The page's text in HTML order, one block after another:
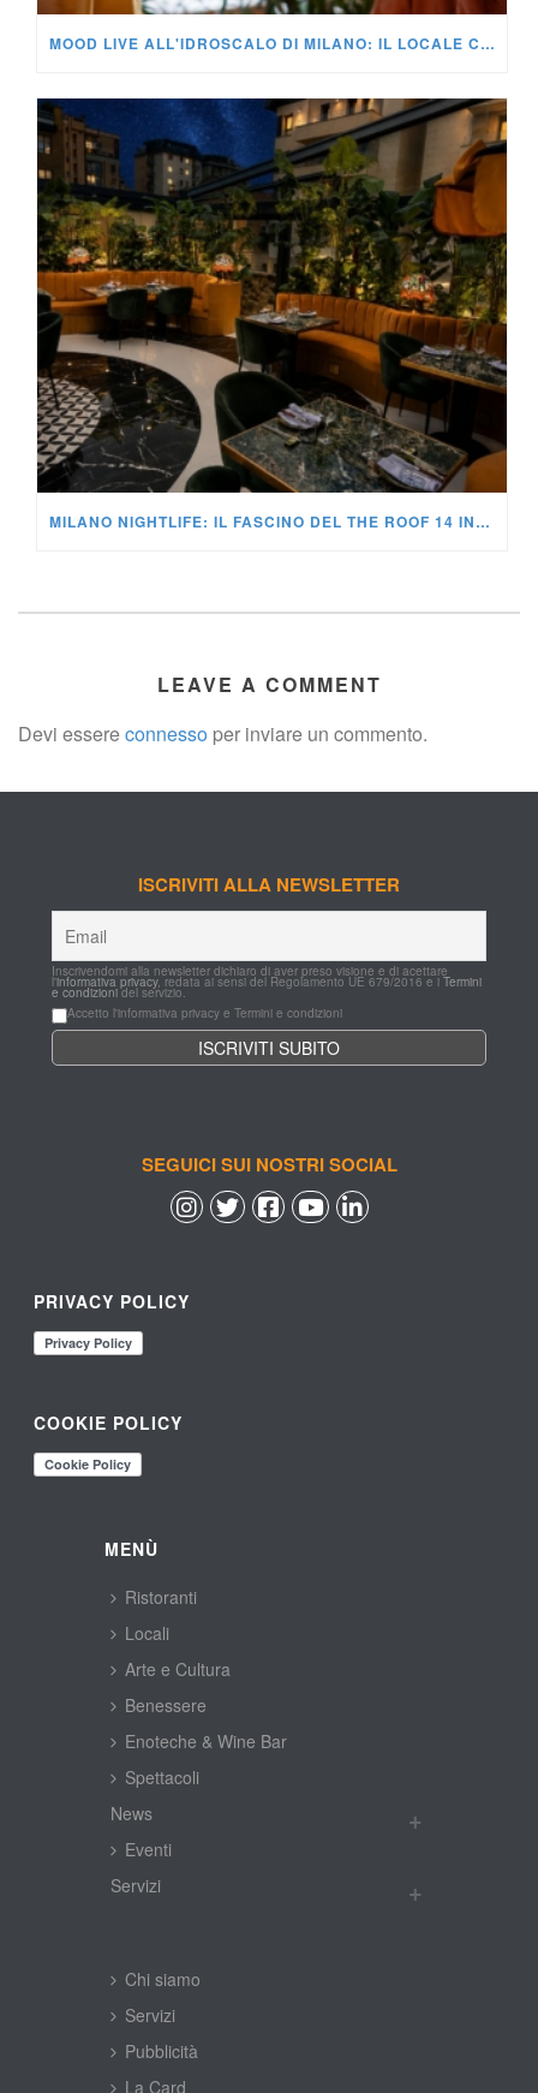
MOOD LIVE ALL'IDROSCALO DI MILANO: IL LOCALE CHE DEVI CONOSCERE ADESSO
MILANO NIGHTLIFE: IL FASCINO DEL THE ROOF 14 INCONTRA L'ENERGIA DEL NOMAD
LEAVE A COMMENT
Devi essere connesso per inviare un commento.
ISCRIVITI ALLA NEWSLETTER
Inscrivendomi alla newsletter dichiaro di aver preso visione e di acettare
l'informativa privacy, redata ai sensi del Regolamento UE 679/2016 e i Termini
e condizioni del servizio.
Accetto l'informativa privacy e Termini e condizioni
SEGUICI SUI NOSTRI SOCIAL
PRIVACY POLICY
COOKIE POLICY
MENÙ
Ristoranti
Locali
Arte e Cultura
Benessere
Enoteche & Wine Bar
Spettacoli
New
Eventi
Servizi
Chi siamo
Servizi
Pubblicità
La Card